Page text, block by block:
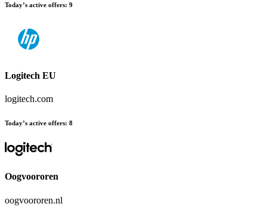
Today’s active offers: 9
Logitech EU
logitech.com
Today’s active offers: 8
Oogvoororen
oogvoororen.nl